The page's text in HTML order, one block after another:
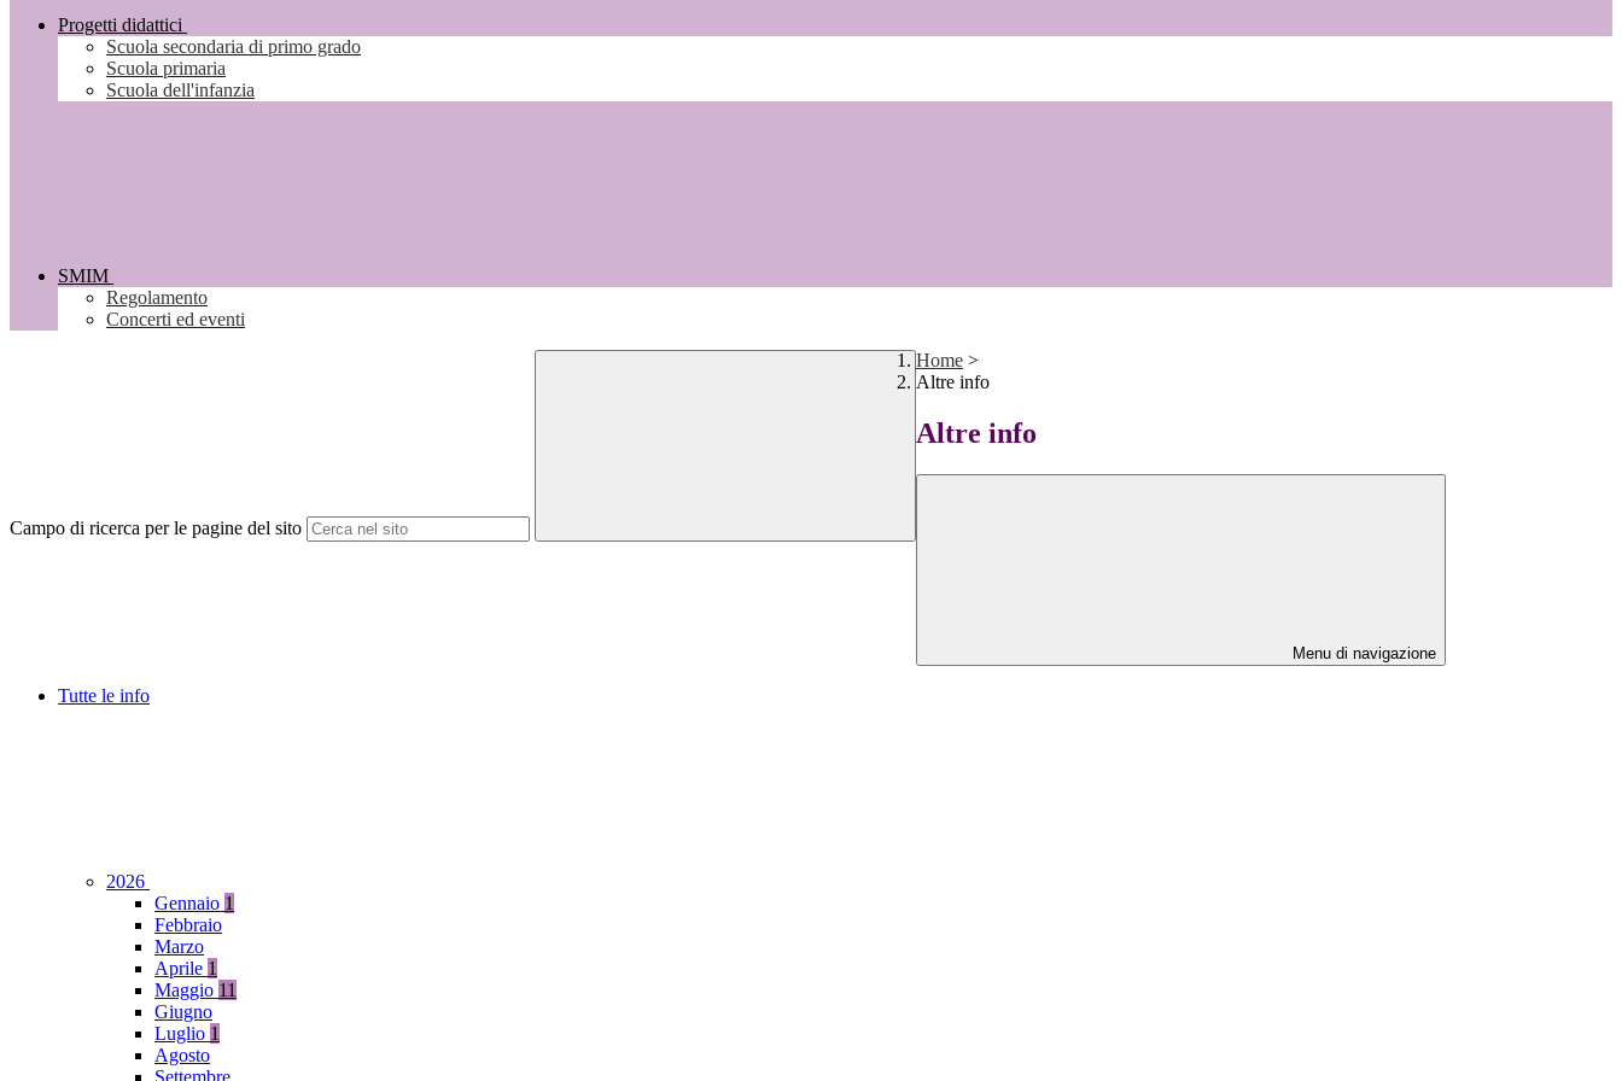
Progetti didattici
Scuola secondaria di primo grado
Scuola primaria
Scuola dell'infanzia
SMIM
Regolamento
Concerti ed eventi
Campo di ricerca per le pagine del sito
Home >
Altre info
Altre info
Menu di navigazione
Tutte le info
2026
Gennaio 1
Febbraio
Marzo
Aprile 1
Maggio 11
Giugno
Luglio 1
Agosto